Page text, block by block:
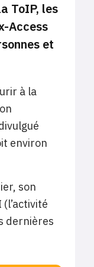
ToIP, les
Access
et
à la
environ
son
dernières